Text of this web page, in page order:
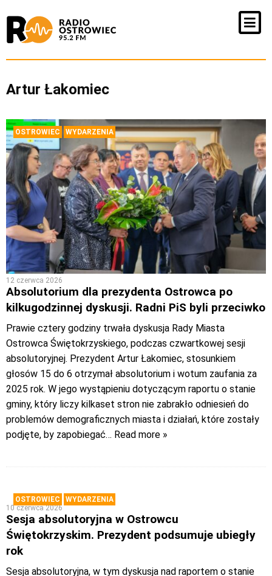
Artur Łakomiec
OSTROWIEC WYDARZENIA
12 czerwca 2026
Absolutorium dla prezydenta Ostrowca po
kilkugodzinnej dyskusji. Radni PiS byli przeciwko
Prawie cztery godziny trwała dyskusja Rady Miasta
Ostrowca Świętokrzyskiego, podczas czwartkowej sesji
absolutoryjnej. Prezydent Artur Łakomiec, stosunkiem
głosów 15 do 6 otrzymał absolutorium i wotum zaufania za
2025 rok. W jego wystąpieniu dotyczącym raportu o stanie
gminy, który liczy kilkaset stron nie zabrakło odniesień do
problemów demograficznych miasta i działań, które zostały
podjęte, by zapobiegać… Read more »
OSTROWIEC
WYDARZENIA
10 czerwca 2026
Sesja absolutoryjna w Ostrowcu
Świętokrzyskim. Prezydent podsumuje ubiegły
rok
Sesja absolutoryjna, w tym dyskusja nad raportem o stanie